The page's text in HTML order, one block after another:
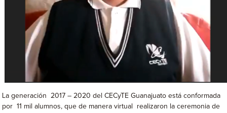
La generación 2017 – 2020 del CECyTE Guanajuato está conformada
por 11 mil alumnos, que de manera virtual realizaron la ceremonia de